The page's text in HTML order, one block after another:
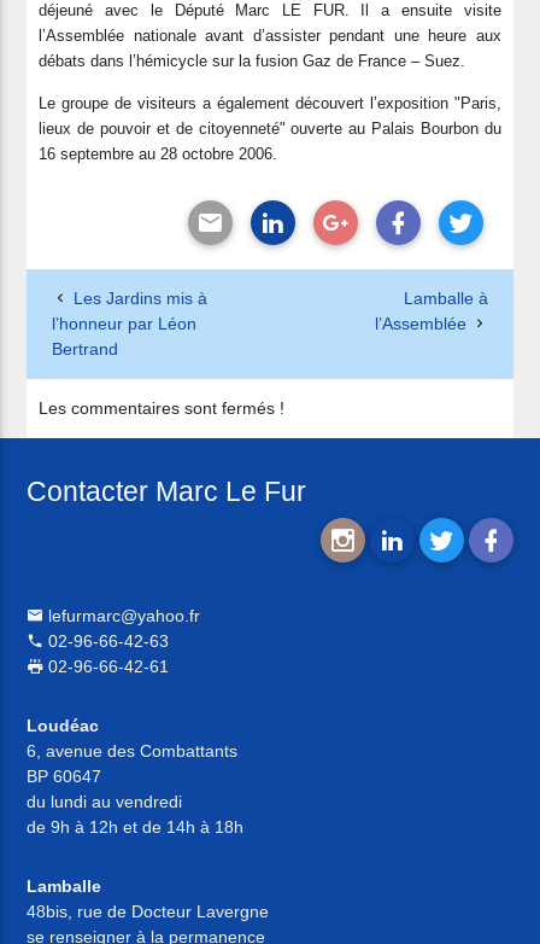
déjeuné avec le Député Marc LE FUR. Il a ensuite visite
l’Assemblée nationale avant d’assister pendant une heure aux
débats dans l’hémicycle sur la fusion Gaz de France – Suez.
Le groupe de visiteurs a également découvert l’exposition "Paris,
lieux de pouvoir et de citoyenneté" ouverte au Palais Bourbon du
16 septembre au 28 octobre 2006.
Les Jardins mis à
l’honneur par Léon
Bertrand
Lamballe à
l’Assemblée
Les commentaires sont fermés !
Contacter Marc Le Fur
lefurmarc@yahoo.fr
02-96-66-42-63
02-96-66-42-61
Loudéac
6, avenue des Combattants
BP 60647
du lundi au vendredi
de 9h à 12h et de 14h à 18h
Lamballe
48bis, rue de Docteur Lavergne
se renseigner à la permanence